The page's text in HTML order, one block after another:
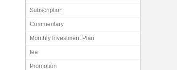
Subscription
Commentary
Monthly Investment Plan
fee
Promotion